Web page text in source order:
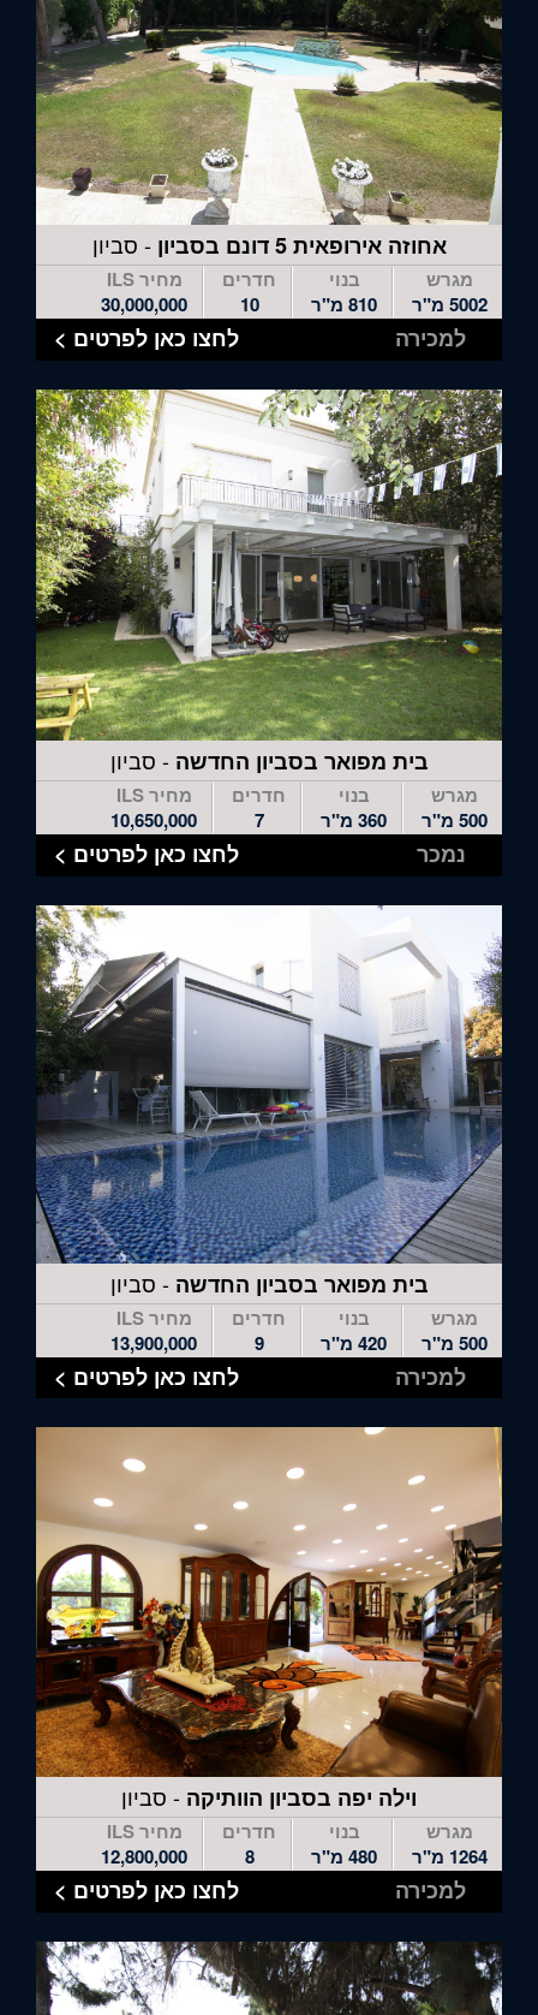
אחוזה אירופאית 5 דונם בסביון - סביון
מגרש
5002 מ"ר
בנוי
810 מ"ר
חדרים
10
מחיר ILS
30,000,000
למכירה לחצו כאן לפרטים >
בית מפואר בסביון החדשה- סביון
מגרש
500 מ"ר
בנוי
360 מ"ר
חדרים
7
מחיר ILS
10,650,000
נמכר לחצו כאן לפרטים >
בית מפואר בסביון החדשה- סביון
מגרש
500 מ"ר
בנוי
420 מ"ר
חדרים
9
מחיר ILS
13,900,000
למכירה לחצו כאן לפרטים >
וילה יפה בסביון הוותיקה - סביון
מגרש
1264 מ"ר
בנוי
480 מ"ר
חדרים
8
מחיר ILS
12,800,000
למכירה לחצו כאן לפרטים >